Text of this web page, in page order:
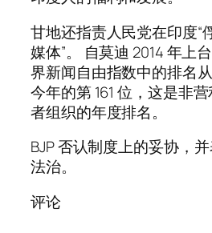
甘地还指责人民党在印度“
媒体”。 自莫迪 2014 年上
界新闻自由指数中的排名
今年的第 161 位，这是非
者组织的年度排名。
BJP 否认制度上的妥协，
法治。
评论